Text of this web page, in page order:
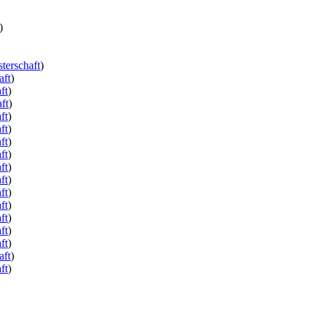
)
)
)
)
)
)
)
)
)
)
)
)
)
)
)
)
)
)